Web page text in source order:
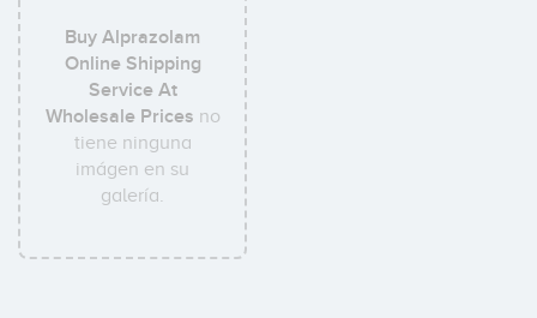
Buy Alprazolam
Online Shipping
Service At
Wholesale Prices no
tiene ninguna
imágen en su
galería.